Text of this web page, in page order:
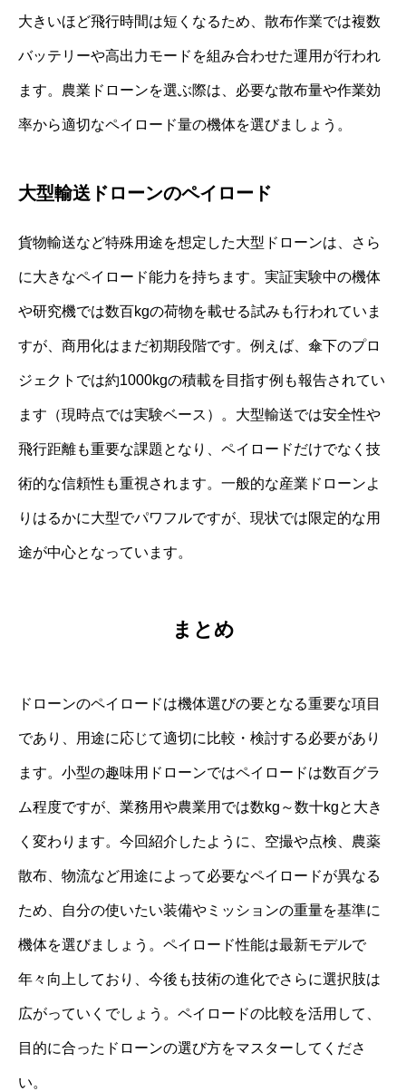
大きいほど飛行時間は短くなるため、散布作業では複数
バッテリーや高出力モードを組み合わせた運用が行われ
ます。農業ドローンを選ぶ際は、必要な散布量や作業効
率から適切なペイロード量の機体を選びましょう。
大型輸送ドローンのペイロード
貨物輸送など特殊用途を想定した大型ドローンは、さら
に大きなペイロード能力を持ちます。実証実験中の機体
や研究機では数百kgの荷物を載せる試みも行われていま
すが、商用化はまだ初期段階です。例えば、傘下のプロ
ジェクトでは約1000kgの積載を目指す例も報告されてい
ます（現時点では実験ベース）。大型輸送では安全性や
飛行距離も重要な課題となり、ペイロードだけでなく技
術的な信頼性も重視されます。一般的な産業ドローンよ
りはるかに大型でパワフルですが、現状では限定的な用
途が中心となっています。
まとめ
ドローンのペイロードは機体選びの要となる重要な項目
であり、用途に応じて適切に比較・検討する必要があり
ます。小型の趣味用ドローンではペイロードは数百グラ
ム程度ですが、業務用や農業用では数kg～数十kgと大き
く変わります。今回紹介したように、空撮や点検、農薬
散布、物流など用途によって必要なペイロードが異なる
ため、自分の使いたい装備やミッションの重量を基準に
機体を選びましょう。ペイロード性能は最新モデルで
年々向上しており、今後も技術の進化でさらに選択肢は
広がっていくでしょう。ペイロードの比較を活用して、
目的に合ったドローンの選び方をマスターしてくださ
い。